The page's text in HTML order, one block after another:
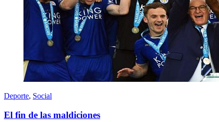
Deporte, Social
El fin de las maldiciones